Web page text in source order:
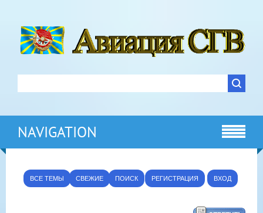
NAVIGATION
ВСЕ ТЕМЫ СВЕЖИЕ ПОИСК РЕГИСТРАЦИЯ ВХОД